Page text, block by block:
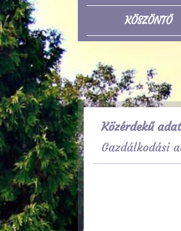
KÖSZÖNTŐ
Közérdekű
Gazdálkodási